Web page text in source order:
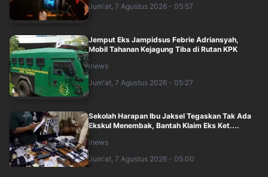
Jum'at, 7 Agustus 2026 - 05:57
Jemput Eks Jampidsus Febrie Adriansyah,
Mobil Tahanan Kejagung Tiba di Rutan KPK
inews
Jum'at, 7 Agustus 2026 - 05:27
Sekolah Harapan Ibu Jaksel Tegaskan Tak Ada
Ekskul Menembak, Bantah Klaim Eks Ket....
inews
Jum'at, 7 Agustus 2026 - 05:00